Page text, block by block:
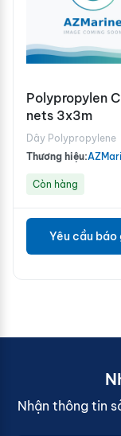
Polypropylen
nets 3x3m
Dây Polypropylene
Thương hiệu:
Còn hàng
Yêu cầu báo
Nhận thông tin